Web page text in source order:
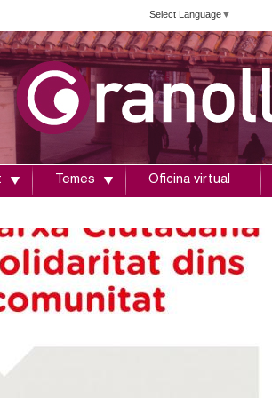
Vés
al
contingut
Select Language▼
Temes Oficina virtual